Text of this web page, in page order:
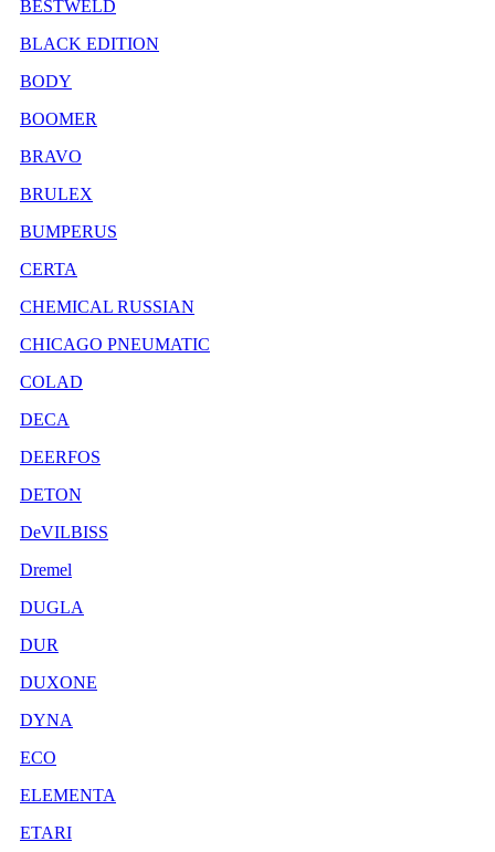
BESTWELD
BLACK EDITION
BODY
BOOMER
BRAVO
BRULEX
BUMPERUS
CERTA
CHEMICAL RUSSIAN
CHICAGO PNEUMATIC
COLAD
DECA
DEERFOS
DETON
DeVILBISS
Dremel
DUGLA
DUR
DUXONE
DYNA
ECO
ELEMENTA
ETARI